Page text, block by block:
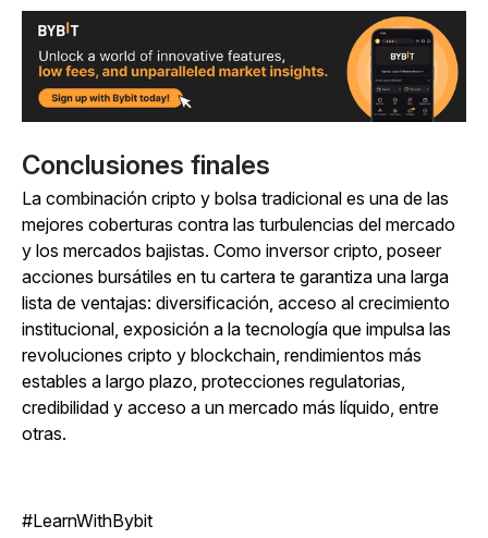
Conclusiones finales
La combinación cripto y bolsa tradicional es una de las
mejores coberturas contra las turbulencias del mercado
y los mercados bajistas. Como inversor cripto, poseer
acciones bursátiles en tu cartera te garantiza una larga
lista de ventajas: diversificación, acceso al crecimiento
institucional, exposición a la tecnología que impulsa las
revoluciones cripto y blockchain, rendimientos más
estables a largo plazo, protecciones regulatorias,
credibilidad y acceso a un mercado más líquido, entre
otras.
#LearnWithBybit